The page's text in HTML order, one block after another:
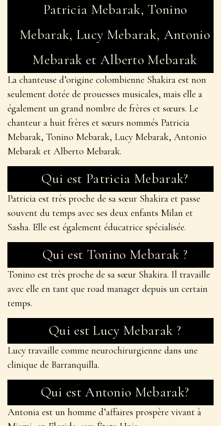
Patricia Mebarak, Tonino
Mebarak, Lucy Mebarak, Antonio
Mebarak et Alberto Mebarak
La chanteuse d’origine colombienne Shakira est non
seulement dotée de prouesses musicales, mais elle a
également un grand nombre de frères et sœurs. Le
chanteur a huit frères et sœurs nommés Patricia
Mebarak, Tonino Mebarak, Lucy Mebarak, Antonio
Mebarak et Alberto Mebarak.
Qui est Patricia Mebarak?
Patricia est très proche de sa sœur Shakira et passe
souvent du temps avec ses deux enfants Milan et
Sasha. Elle est également éducatrice spécialisée.
Qui est Tonino Mebarak ?
Tonino est très proche de sa sœur Shakira. Il travaille
avec elle en tant que road manager depuis un certain
temps.
Qui est Lucy Mebarak ?
Lucy travaille comme neurochirurgienne dans une
clinique de Barranquilla.
Qui est Antonio Mebarak?
Antonia est un homme d’affaires prospère vivant à